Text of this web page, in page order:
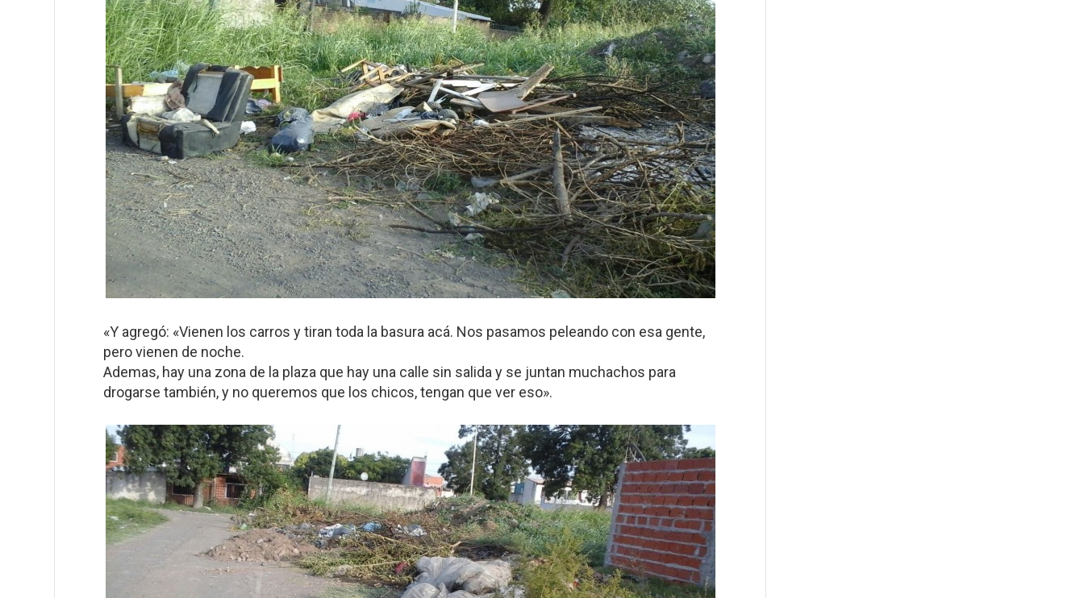
«Y agregó: «Vienen los carros y tiran toda la basura acá. Nos pasamos peleando con esa gente,
pero vienen de noche.
Ademas, hay una zona de la plaza que hay una calle sin salida y se juntan muchachos para
drogarse también, y no queremos que los chicos, tengan que ver eso».